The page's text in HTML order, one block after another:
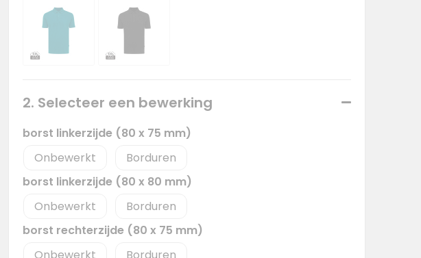
2. Selecteer een bewerking
borst linkerzijde (80 x 75 mm)
Onbewerkt
Borduren
borst linkerzijde (80 x 80 mm)
Onbewerkt
Borduren
borst rechterzijde (80 x 75 mm)
Onbewerkt
Borduren